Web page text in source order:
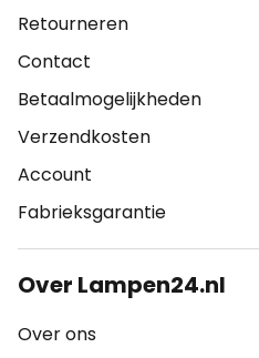
Retourneren
Contact
Betaalmogelijkheden
Verzendkosten
Account
Fabrieksgarantie
Over Lampen24.nl
Over ons